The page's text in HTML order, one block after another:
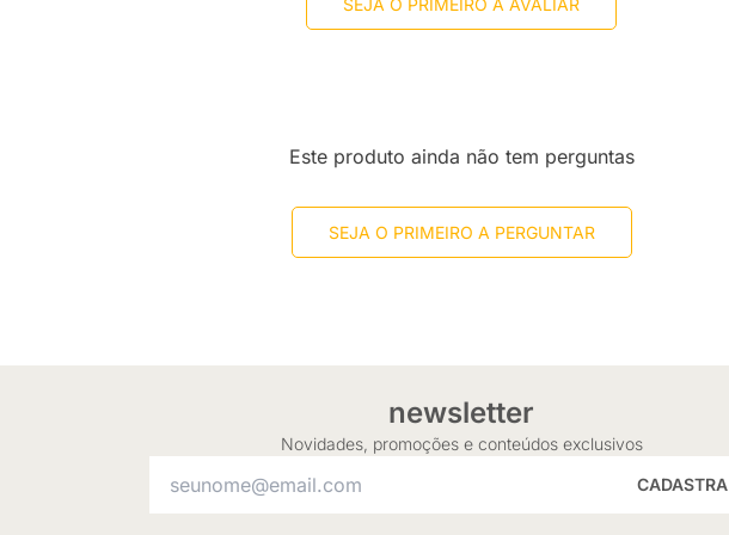
SEJA O PRIMEIRO A AVALIAR
Este produto ainda não tem perguntas
SEJA O PRIMEIRO A PERGUNTAR
newsletter
Novidades, promoções e conteúdos exclusivos